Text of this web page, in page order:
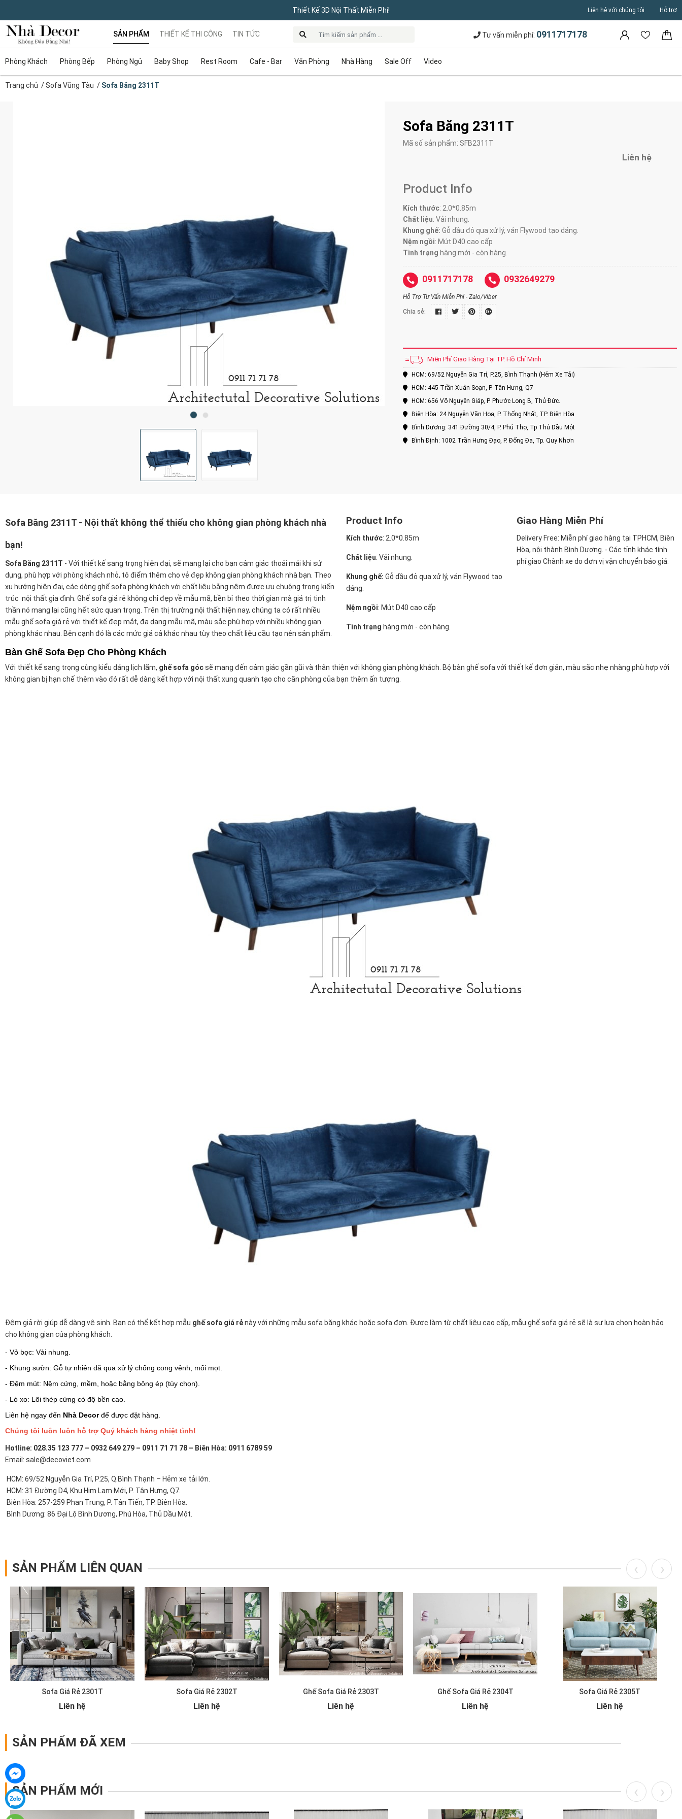
Thiết Kế 3D Nội Thất Miễn Phí! Liên hệ với chúng tôi Hỗ trợ
SẢN PHẨM
Phòng Khách Phòng Bếp Phòng Ngủ Baby Shop Rest Room Cafe - Bar Văn Phòng Nhà Hàng Sale Off Video
THIẾT KẾ THI CÔNG TIN TỨC Tư vấn miễn phí: 0911717178
Trang chủ /Sofa Vũng Tàu / Sofa Băng 2311T
Sofa Băng 2311T
Mã số sản phẩm: SFB2311T
Liên hệ
Product Info
Kích thước: 2.0*0.85m
Chất liệu: Vải nhung.
Khung ghế: Gỗ dầu đỏ qua xử lý, ván Flywood tạo dáng.
Nệm ngồi: Mút D40 cao cấp
Tình trạng hàng mới - còn hàng.
0911717178 0932649279
Hỗ Trợ Tư Vấn Miễn Phí - Zalo/Viber
Chia sẻ:
Miễn Phí Giao Hàng Tại TP. Hồ Chí Minh
HCM: 69/52 Nguyễn Gia Trí, P.25, Bình Thạnh (Hẻm Xe Tải)
HCM: 445 Trần Xuân Soạn, P. Tân Hưng, Q7
HCM: 656 Võ Nguyên Giáp, P. Phước Long B, Thủ Đức.
Biên Hòa: 24 Nguyễn Văn Hoa, P. Thống Nhất, TP. Biên Hòa
Bình Dương: 341 Đường 30/4, P. Phú Thọ, Tp Thủ Dầu Một
Bình Định: 1002 Trần Hưng Đạo, P. Đống Đa, Tp. Quy Nhơn
Sofa Băng 2311T - Nội thất không thể thiếu cho không gian phòng khách nhà
bạn!
Sofa Băng 2311T - Với thiết kế sang trọng hiện đại, sẽ mang lại cho bạn cảm giác thoải mái khi sử
dụng, phù hợp với phòng khách nhỏ, tô điểm thêm cho vẻ đẹp không gian phòng khách nhà bạn. Theo
xu hướng hiện đại, các dòng ghế sofa phòng khách với chất liệu bằng nệm được ưu chuộng trong kiến
trúc nội thất gia đình. Ghế sofa giá rẻ không chỉ đẹp về mẫu mã, bền bỉ theo thời gian mà giá trị tinh
thần nó mang lại cũng hết sức quan trọng. Trên thị trường nội thất hiện nay, chúng ta có rất nhiều
mẫu ghế sofa giá rẻ với thiết kế đẹp mắt, đa dạng mẫu mã, màu sắc phù hợp với nhiều không gian
phòng khác nhau. Bên cạnh đó là các mức giá cả khác nhau tùy theo chất liệu cầu tạo nên sản phẩm.
Product Info
Kích thước: 2.0*0.85m
Chất liệu: Vải nhung.
Khung ghế: Gỗ dầu đỏ qua xử lý, ván Flywood tạo
dáng.
Nệm ngồi: Mút D40 cao cấp
Tình trạng hàng mới - còn hàng.
Giao Hàng Miễn Phí
Delivery Free: Miễn phí giao hàng tại TPHCM, Biên
Hòa, nội thành Bình Dương. - Các tỉnh khác tính
phí giao Chành xe do đơn vị vận chuyển báo giá.
Bàn Ghế Sofa Đẹp Cho Phòng Khách
Với thiết kế sang trọng cùng kiểu dáng lịch lãm, ghế sofa gócsẽ mang đến cảm giác gần gũi và thân thiện với không gian phòng khách. Bộ bàn ghế sofa với thiết kế đơn giản, màu sắc nhẹ nhàng phù hợp với
không gian bị hạn chế thêm vào đó rất dễ dàng kết hợp với nội thất xung quanh tạo cho căn phòng của bạn thêm ấn tượng.
Đệm giả rời giúp dễ dàng vệ sinh. Bạn có thể kết hợp mẫu ghế sofa giá rẻnày với những mẫu sofa băng khác hoặc sofa đơn. Được làm từ chất liệu cao cấp, mẫu ghế sofa giá rẻ sẽ là sự lựa chọn hoàn hảo
cho không gian của phòng khách.
- Vỏ bọc: Vải nhung.
- Khung sườn: Gỗ tự nhiên đã qua xử lý chống cong vênh, mối mọt.
- Đệm mút: Nệm cứng, mềm, hoặc bằng bông ép (tùy chọn).
- Lò xo: Lõi thép cứng có độ bền cao.
Liên hệ ngay đến Nhà Decorđể được đặt hàng.
Chúng tôi luôn luôn hỗ trợ Quý khách hàng nhiệt tình!
Hotline: 028.35 123 777 – 0932 649 279 – 0911 71 71 78 – Biên Hòa: 0911 6789 59
Email: sale@decoviet.com
HCM: 69/52 Nguyễn Gia Trí, P.25, Q.Bình Thạnh – Hẻm xe tải lớn.
HCM: 31 Đường D4, Khu Him Lam Mới, P. Tân Hưng, Q7.
Biên Hòa: 257-259 Phan Trung, P. Tân Tiến, TP. Biên Hòa.
Bình Dương: 86 Đại Lộ Bình Dương, Phú Hòa, Thủ Dầu Một.
SẢN PHẨM LIÊN QUAN
Sofa Giá Rẻ 2301T
Liên hệ
Sofa Giá Rẻ 2302T
Liên hệ
Ghế Sofa Giá Rẻ 2303T
Liên hệ
Ghế Sofa Giá Rẻ 2304T
Liên hệ
Sofa Giá Rẻ 2305T
Liên hệ
SẢN PHẨM ĐÃ XEM
SẢN PHẨM MỚI